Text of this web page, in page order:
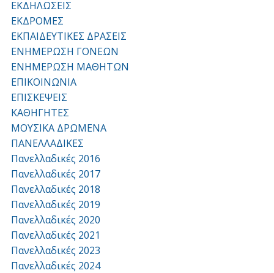
ΕΚΔΗΛΩΣΕΙΣ
ΕΚΔΡΟΜΕΣ
ΕΚΠΑΙΔΕΥΤΙΚΕΣ ΔΡΑΣΕΙΣ
ΕΝΗΜΕΡΩΣΗ ΓΟΝΕΩΝ
ΕΝΗΜΕΡΩΣΗ ΜΑΘΗΤΩΝ
ΕΠΙΚΟΙΝΩΝΙΑ
ΕΠΙΣΚΕΨΕΙΣ
ΚΑΘΗΓΗΤΕΣ
ΜΟΥΣΙΚΑ ΔΡΩΜΕΝΑ
ΠΑΝΕΛΛΑΔΙΚΕΣ
Πανελλαδικές 2016
Πανελλαδικές 2017
Πανελλαδικές 2018
Πανελλαδικές 2019
Πανελλαδικές 2020
Πανελλαδικές 2021
Πανελλαδικές 2023
Πανελλαδικές 2024